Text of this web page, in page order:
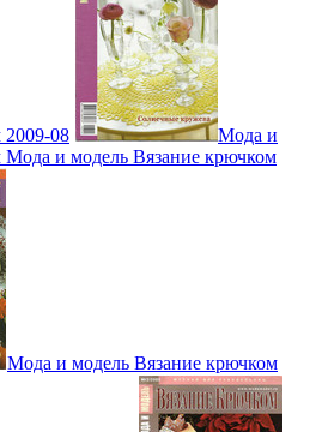
2009-08
Мода и
Мода и модель Вязание крючком
Мода и модель Вязание крючком